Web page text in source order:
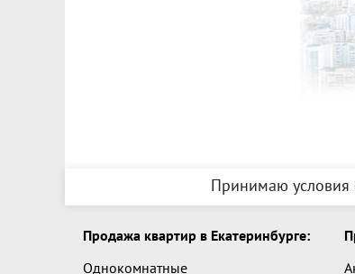
Принимаю условия
Продажа квартир в Екатеринбурге:
Однокомнатные